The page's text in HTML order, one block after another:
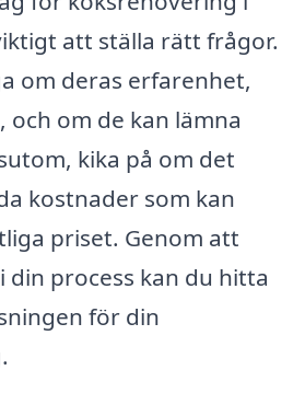
att ställa rätt frågor.
om deras erfarenhet,
om de kan lämna
kika på om det
kostnader som kan
priset. Genom att
process kan du hitta
för din